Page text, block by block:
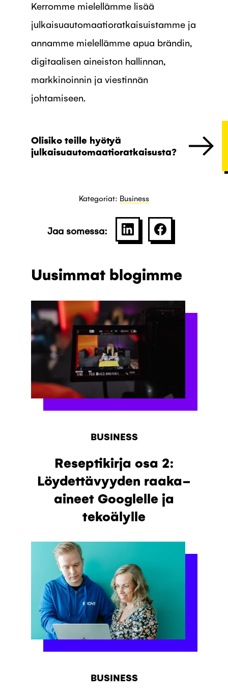
Kerromme mielellämme lisää
julkaisuautomaatioratkaisuistamme ja
annamme mielellämme apua brändin,
digitaalisen aineiston hallinnan,
markkinoinnin ja viestinnän
johtamiseen.
Olisiko teille hyötyä
julkaisuautomaatioratkaisusta?
Kategoriat: Business
Jaa somessa: SHARE ON LINKEDIN
JAA
Uusimmat blogimme
BUSINESS
Reseptikirja osa 2:
Löydettävyyden raaka-
aineet Googlelle ja
tekoälylle
BUSINESS